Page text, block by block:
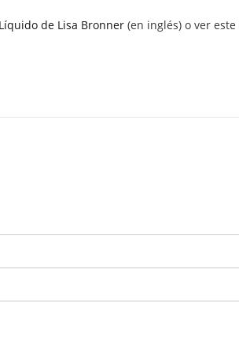
de Lisa Bronner (en inglés) o ver este